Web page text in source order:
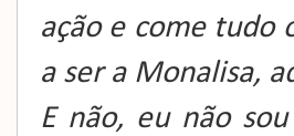
ação e come tudo
a ser a Monalisa,
E não, eu não